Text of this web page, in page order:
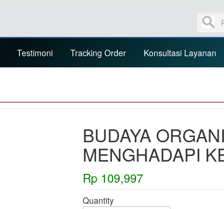
Testimoni Tracking Order Konsultasi Layanan
BUDAYA
MENGHADAPI
Rp 109,997
Quantity